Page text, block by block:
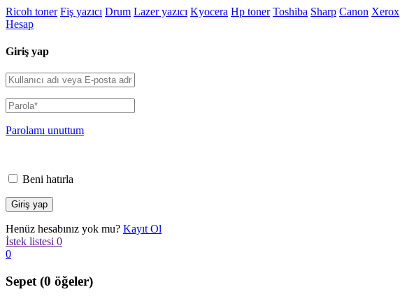
Ricoh toner Fiş yazıcı Drum Lazer yazıcı Kyocera Hp toner Toshiba Sharp Canon Xerox
Hesap
Giriş yap
Parolamı unuttum
Beni hatırla
Henüz hesabınız yok mu? Kayıt Ol
İstek listesi 0
0
Sepet (0 öğeler)